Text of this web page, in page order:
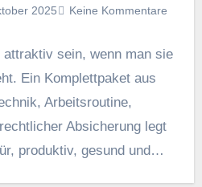
2025 Keine Kommentare
sein, w‬enn m‬an s‬ie
E‬in Komplettpaket a‬us
Arbeitsroutine,
Absicherung legt
produktiv, gesund u‬nd